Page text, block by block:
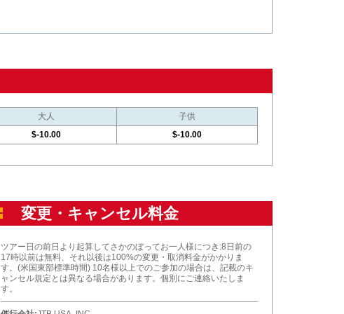
大人
子供
$-10.00 $-10.00
変更・キャンセル料金
ツアー日の前日より起算してさかのぼってお一人様につき:8日前の
17時以前は無料、それ以後は100%の変更・取消料金がかかりま
す。(米国東部標準時間) 10名様以上でのご参加の場合は、記載のキ
ャンセル規定とは異なる場合があります。個別にご連絡いたしま
す。